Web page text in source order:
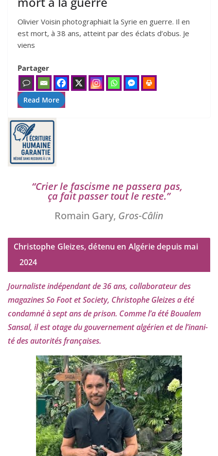
Olivier Voisin pho­to­gra­phiait la Syrie en guerre. Il en
est mort, à 38 ans, atteint par des éclats d’obus. Je
viens
Partager
Read More
“Crier le fas­cisme ne pas­se­ra pas,
ça fait pas­ser tout le reste.”
Romain Gary, Gros-Câlin
Christophe Gleizes, détenu en Algérie depuis mai
2024
Journaliste indé­pen­dant de36ans, col­la­bo­ra­teur des
maga­zines So Foot et Society, Christophe Gleizesa été
condam­né à sept ans de pri­son. Comme l’a été Boualem
Sansal, il est otage du gou­ver­ne­ment algé­rien et de l’i­na­ni­
té des auto­ri­tés françaises.